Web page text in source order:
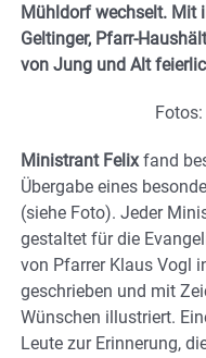
Mühldorf wechselt. Mit
Geltinger, Pfarr-
von Jung und Alt
Ministrant Felixfand
Übergabe eines
(siehe Foto). Jeder
gestaltet für die
von Pfarrer Klaus Vogl
geschrieben und mit
Wünschen illustriert.
Leute zur Erinnerung,